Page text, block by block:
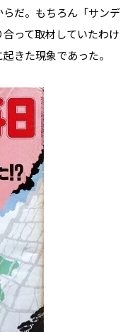
だ。もちろん「サンデ
って取材していたわけ
きた現象であった。